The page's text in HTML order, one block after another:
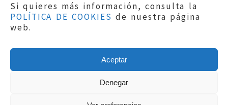
Si quieres más información, consulta la
POLÍTICA DE COOKIES de nuestra página
web.
Aceptar
Denegar
Aviso legal|Política de privacidad|
Protección de Datos
Política de cookies
Copyright © 2019El Justicia de Aragón|
Sephor Consulting